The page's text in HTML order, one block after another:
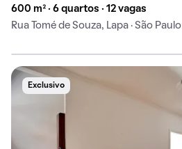
600 m² · 6 quartos · 12 vagas
Rua Tomé de Souza, Lapa · São Paulo
Exclusivo